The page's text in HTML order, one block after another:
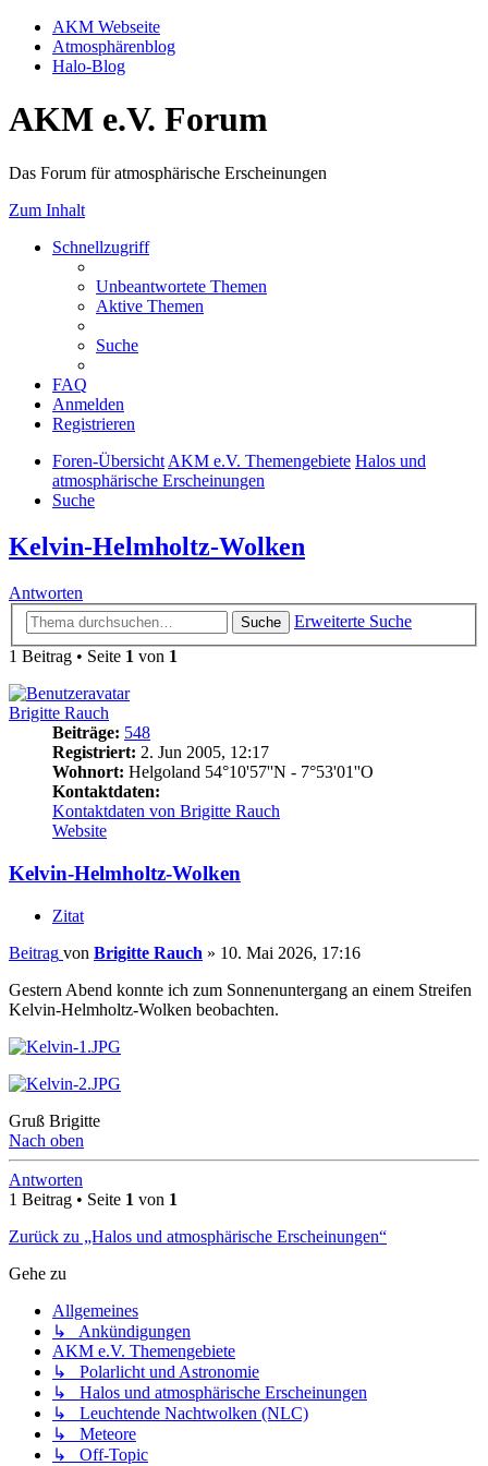
AKM Webseite
Atmosphärenblog
Halo-Blog
AKM e.V. Forum
Das Forum für atmosphärische Erscheinungen
Zum Inhalt
Schnellzugriff
Unbeantwortete Themen
Aktive Themen
Suche
FAQ
Anmelden
Registrieren
Foren-Übersicht AKM e.V. Themengebiete Halos und
atmosphärische Erscheinungen
Suche
Kelvin-Helmholtz-Wolken
Antworten
Suche
Erweiterte Suche
1 Beitrag • Seite 1 von 1
Brigitte Rauch
Beiträge: 548
Registriert: 2. Jun 2005, 12:17
Wohnort: Helgoland 54°10'57''N - 7°53'01''O
Kontaktdaten:
Kontaktdaten von Brigitte Rauch
Website
Kelvin-Helmholtz-Wolken
Zitat
Beitrag von Brigitte Rauch » 10. Mai 2026, 17:16
Gestern Abend konnte ich zum Sonnenuntergang an einem Streifen
Kelvin-Helmholtz-Wolken beobachten.
Gruß Brigitte
Nach oben
Antworten
1 Beitrag • Seite 1 von 1
Zurück zu „Halos und atmosphärische Erscheinungen“
Gehe zu
Allgemeines
↳ Ankündigungen
AKM e.V. Themengebiete
↳ Polarlicht und Astronomie
↳ Halos und atmosphärische Erscheinungen
↳ Leuchtende Nachtwolken (NLC)
↳ Meteore
↳ Off-Topic